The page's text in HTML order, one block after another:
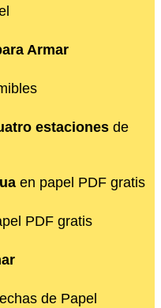
Armar
estaciones de
en papel PDF gratis
PDF gratis
de Papel